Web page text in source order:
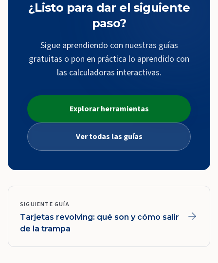
¿Listo para dar el siguiente
paso?
Sigue aprendiendo con nuestras guías
gratuitas o pon en práctica lo aprendido con
las calculadoras interactivas.
Explorar herramientas
Ver todas las guías
SIGUIENTE GUÍA
Tarjetas revolving: qué son y cómo salir
de la trampa